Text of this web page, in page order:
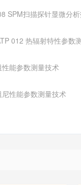
SPM扫描探针显微分
012 热辐射特性参数
能参数测量技术
性能参数测量技术